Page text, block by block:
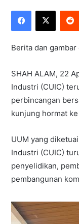
Berita dan gambar
SHAH ALAM, 22
Industri (CUIC)
perbincangan
kunjung hormat
UUM yang
Industri (CUIC)
penyelidikan,
pembangunan